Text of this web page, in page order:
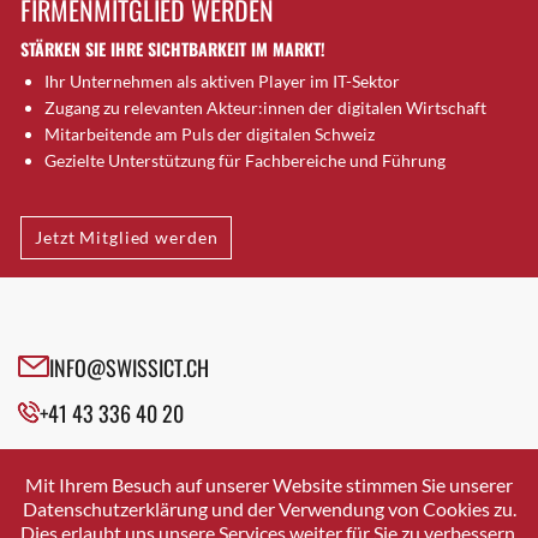
Brugg AG
Brütten
Bubendorf
Bubikon
Buchs (SG)
Bäretswil
Bülach
Cazis
Crissier
Davos Platz
Dierikon
Dietikon
FIRMENMITGLIED WERDEN
STÄRKEN SIE IHRE SICHTBARKEIT IM MARKT!
Ihr Unternehmen als aktiven Player im IT-Sektor
Zugang zu relevanten Akteur:innen der digitalen Wirtschaft
Mitarbeitende am Puls der digitalen Schweiz
Gezielte Unterstützung für Fachbereiche und Führung
Jetzt Mitglied werden
INFO@SWISSICT.CH
+41 43 336 40 20
SWISSICT
VULKANSTRASSE 120
8048 ZURICH
Mit Ihrem Besuch auf unserer Website stimmen Sie unserer
Datenschutzerklärung und der Verwendung von Cookies zu.
Dies erlaubt uns unsere Services weiter für Sie zu verbessern.